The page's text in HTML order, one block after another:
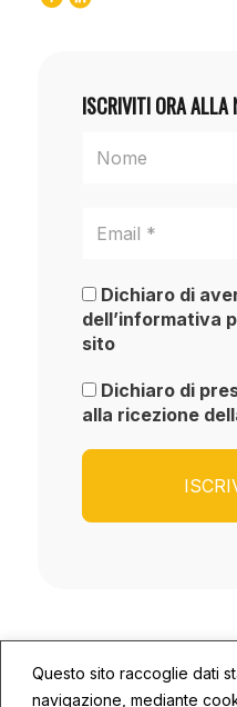
Questo sito raccoglie dati
navigazione, mediante
ISCRIVITI ORA ALLA
Dichiaro di
dell’informativa
sito
Dichiaro di
alla ricezione